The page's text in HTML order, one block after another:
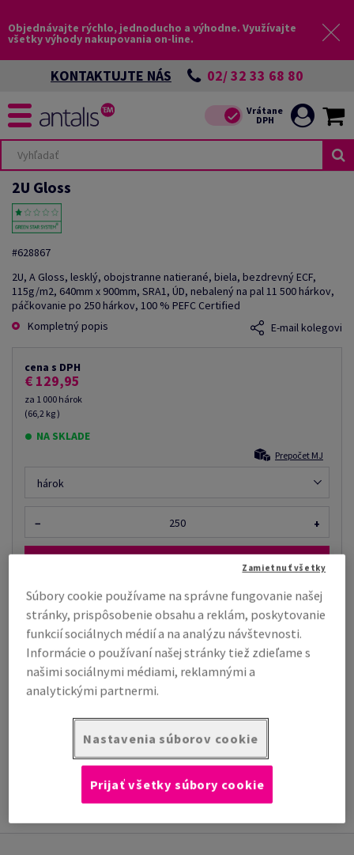
Objednávajte rýchlo, jednoducho a výhodne. Využívajte
všetky výhody nakupovania on-line.
KONTAKTUJTE NÁS 02/ 32 33 68 80
2U Gloss
#628867
2U, A Gloss, lesklý, obojstranne natierané, biela, bezdrevný ECF,
115g/m2, 640mm x 900mm, SRA1, ÚD, nebalený na pal 11 500 hárkov,
páčkovanie po 250 hárkov, 100 % PEFC Certified
Kompletný popis
E-mail kolegovi
cena s DPH
€ 129,95
za 1 000 hárok
(66,2 kg )
NA SKLADE
Prepočet MJ
hárok
− +
Tiež by vás mohlo zaujímať
Zmršťovacia fólia, rola, 25 µm, 400 mm x 800.00
m, priemer dutinky: 76 m...
Cena podľa množstva už od €
/ 1 Kotúč/Rolka
INFORMÁCIE O TECHNICKÁ
DOKUMENTÁCIA
Súbory cookie používame na správne fungovanie našej
stránky, prispôsobenie obsahu a reklám, poskytovanie
funkcií sociálnych médií a na analýzu návštevnosti.
Informácie o používaní našej stránky tiež zdieľame s
našimi sociálnymi médiami, reklamnými a
analytickými partnermi.
Nastavenia súborov cookie
Zamietnuť všetky
Prijať všetky súbory cookie